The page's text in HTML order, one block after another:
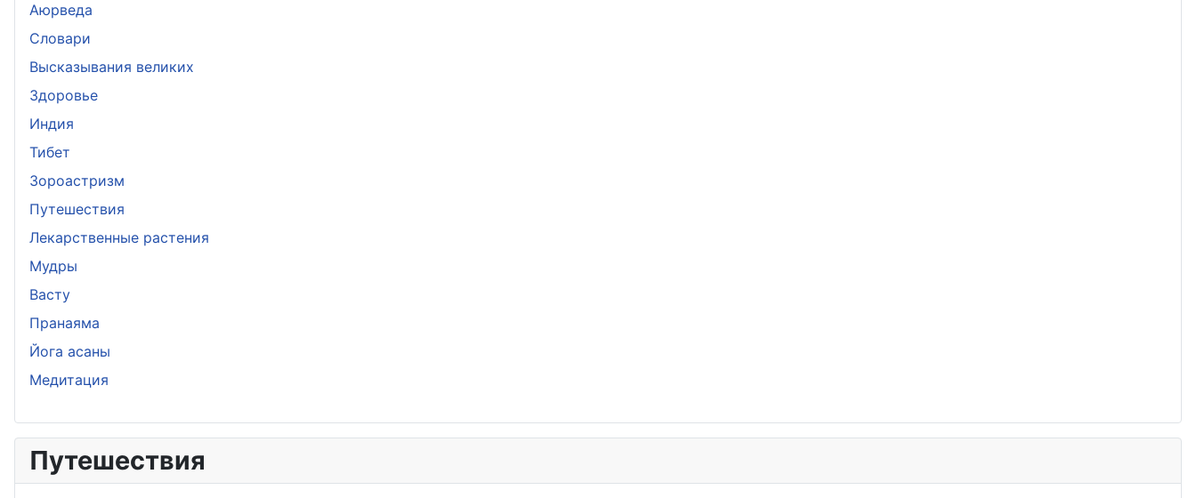
Аюрведа
Словари
Высказывания великих
Здоровье
Индия
Тибет
Зороастризм
Путешествия
Лекарственные растения
Мудры
Васту
Пранаяма
Йога асаны
Медитация
Путешествия